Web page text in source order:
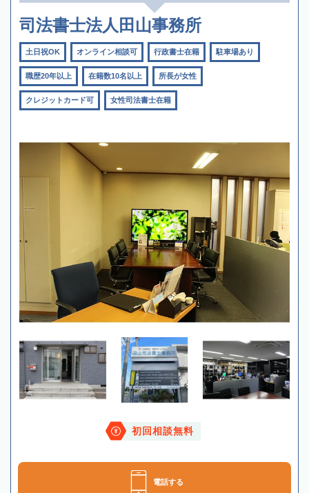
司法書士法人田山事務所
土日祝OK オンライン相談可 行政書士在籍 駐車場あり
職歴20年以上 在籍数10名以上 所長が女性
クレジットカード可 女性司法書士在籍
初回相談無料
電話する